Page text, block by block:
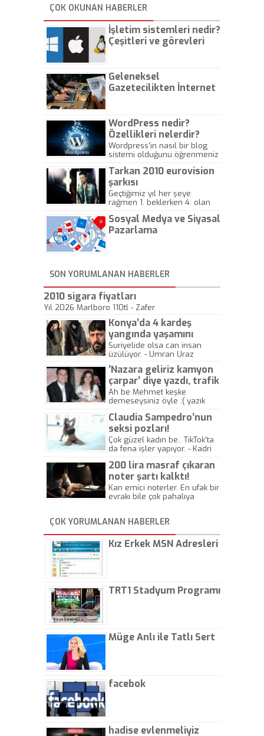
ÇOK OKUNAN HABERLER
İşletim sistemleri nedir?
Çeşitleri ve görevleri
Geleneksel
Gazetecilikten İnternet
WordPress nedir?
Özellikleri nelerdir?
Wordpress'in nasıl bir blog
sistemi olduğunu öğrenmeniz
Tarkan 2010 eurovision
şarkısı
Geçtiğimiz yıl her şeye
rağmen 1. beklerken 4. olan
gösterisinin bu yarışmada
önemli olmadığını anlamıştır.
Sosyal Medya ve Siyasal
Pazarlama
SON YORUMLANAN HABERLER
2010 sigara fiyatları
Yıl 2026 Marlboro 110tl - Zafer
Konya’da 4 kardeş
yangında yaşamını
yitirdi
Suriyelide olsa can insan
üzülüyor. - Umran Uraz
’Nazara geliriz kamyon
çarpar’ diye yazdı, trafik
kazasında öldü!
Ah be Mehmet keşke
demeseysiniz öyle :( yazık
Claudia Sampedro’nun
seksi pozları!
Çok güzel kadın be.. TikTok'ta
da fena işler yapıyor. - Kadri
200 lira masraf çıkaran
noter şartı kalktı!
Kan emici noterler. En ufak bir
evrakı bile çok pahalıya
kaptırıyorsunuz. - Kayhan
Gezenti
ÇOK YORUMLANAN HABERLER
Kız Erkek MSN Adresleri
TRT1 Stadyum Programı
Müge Anlı ile Tatlı Sert
facebok
hadise evlenmeliyiz